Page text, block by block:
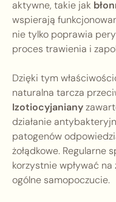
aktywne, takie jak
wspierają
nie tylko poprawia
proces trawienia i
Dzięki tym
naturalna tarcza
Izotiocyjaniany
działanie
patogenów
żołądkowe. Regularne
korzystnie wpływać
ogólne samopoczucie.